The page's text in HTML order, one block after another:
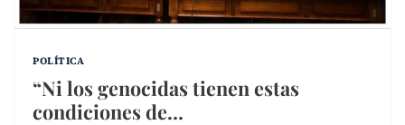
POLÍTICA
“Ni los genocidas tienen estas
condiciones de…